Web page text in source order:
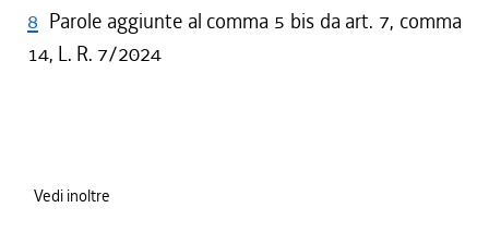
8 Parole aggiunte al comma 5 bis da art. 7, comma
14, L. R. 7/2024
Vedi inoltre